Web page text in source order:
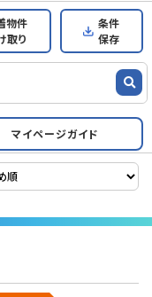
物件
取り
条件
保存
マイページガイド